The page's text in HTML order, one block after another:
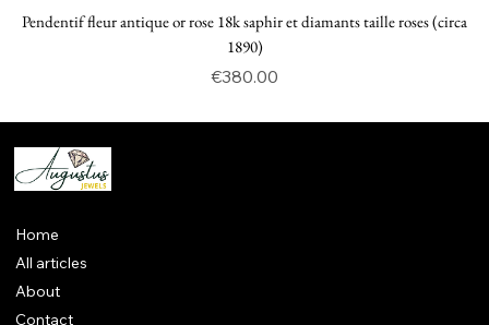
Pendentif fleur antique or rose 18k saphir et diamants taille roses (circa
1890)
Price
€380.00
Home
All articles
About
Contact